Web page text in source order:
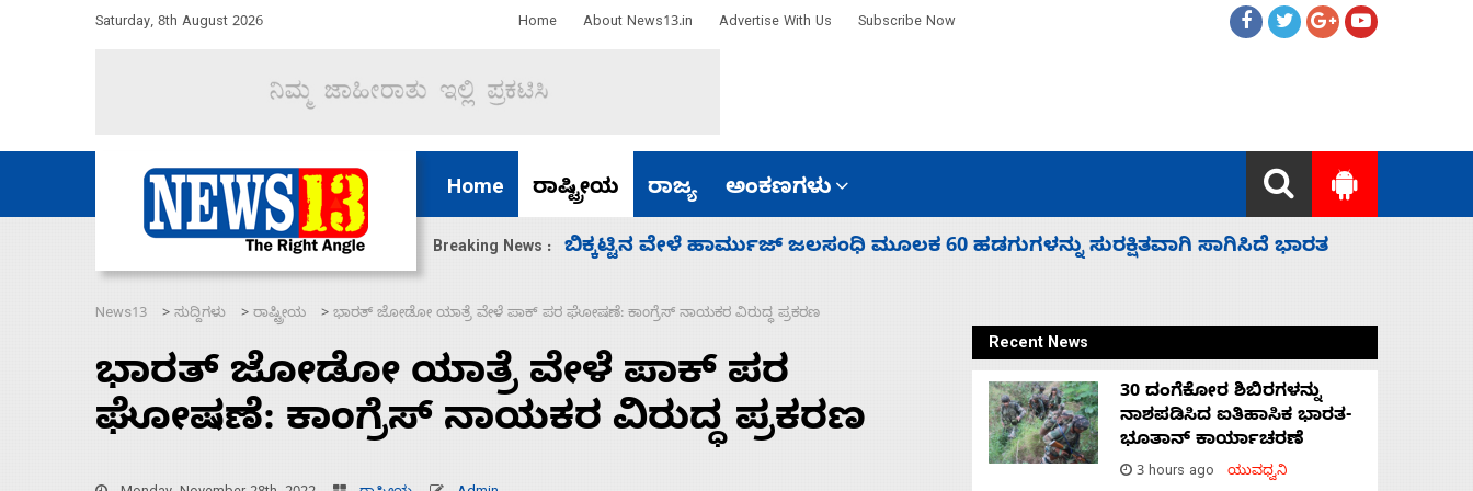
Saturday, 8th August 2026 Home About News13.in Advertise With Us Subscribe Now
Home ರಾಷ್ಟ್ರೀಯ ರಾಜ್ಯ ಅಂಕಣಗಳು
Breaking News :
ಮೂಲಕ 60 ಹಡಗುಗಳನ್ನು ಸುರಕ್ಷಿತವಾಗಿ ಸಾಗಿಸಿದೆ ಭಾರತ ನಾಗೇಂದ್ರ ರಾಜೀನಾಮೆ ಕೊಡದಿದ್ದರೆ ಸದನ ನಡೆಸಲು ಬಿಡೆವು: ಛಲವಾದಿ ನಾರಾಯಣಸ್ವಾಮಿ
News13 > ಸುದ್ದಿಗಳು > ರಾಷ್ಟ್ರೀಯ > ಭಾರತ್‌ ಜೋಡೋ ಯಾತ್ರೆ ವೇಳೆ ಪಾಕ್‌ ಪರ ಘೋಷಣೆ: ಕಾಂಗ್ರೆಸ್‌ ನಾಯಕರ ವಿರುದ್ಧ ಪ್ರಕರಣ
ಭಾರತ್‌ ಜೋಡೋ ಯಾತ್ರೆ ವೇಳೆ ಪಾಕ್‌ ಪರ
ಘೋಷಣೆ: ಕಾಂಗ್ರೆಸ್‌ ನಾಯಕರ ವಿರುದ್ಧ ಪ್ರಕರಣ
Recent News
30 ದಂಗೆಕೋರ ಶಿಬಿರಗಳನ್ನು
ನಾಶಪಡಿಸಿದ ಐತಿಹಾಸಿಕ ಭಾರತ-
ಭೂತಾನ್ ಕಾರ್ಯಾಚರಣೆ
3 hours ago ಯುವಧ್ವನಿ